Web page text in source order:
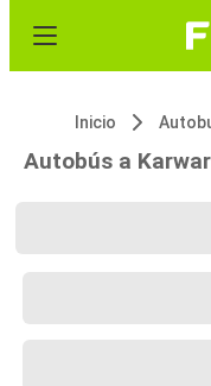
Inicio
Autobús a Karwar